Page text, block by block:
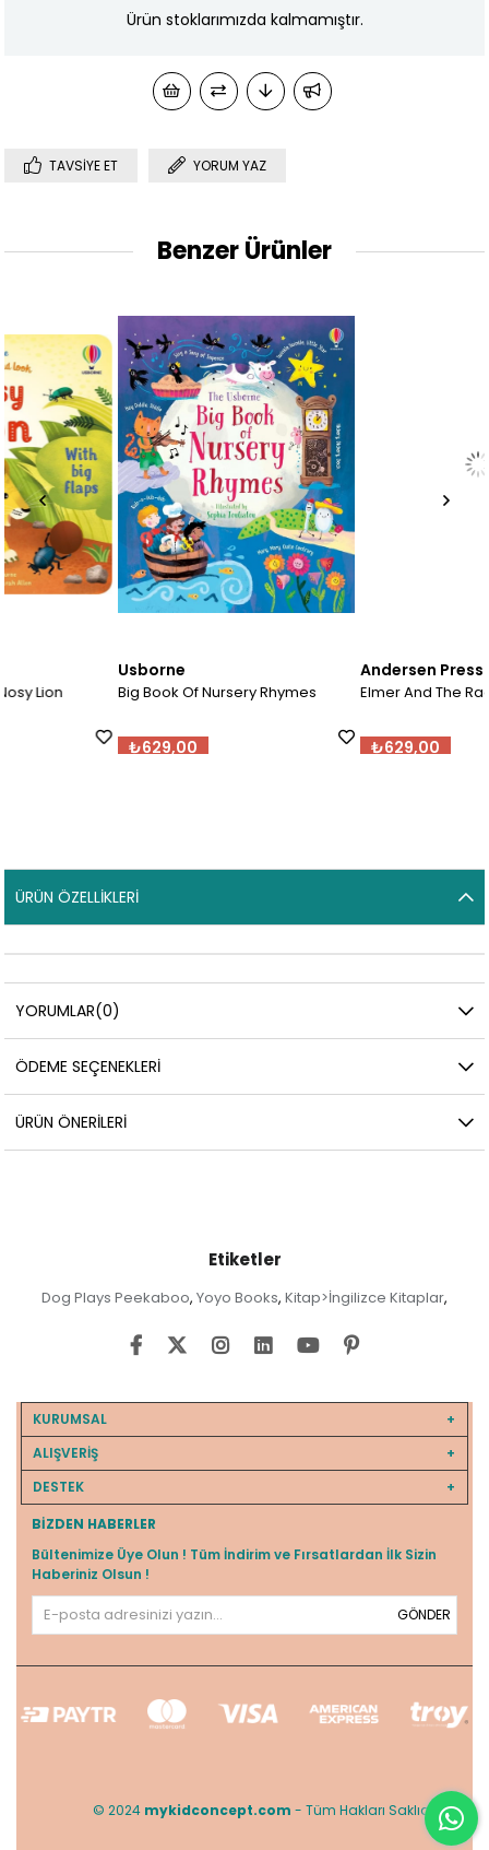
Ürün stoklarımızda kalmamıştır.
TAVSIYE ET YORUM YAZ
Benzer Ürünler
Big Book Of Nursery Rhymes
Andersen Press
Elmer And The Race
ÜRÜN ÖZELLIKLERI
YORUMLAR(0)
ÖDEME SEÇENEKLERI
ÜRÜN ÖNERILERI
Etiketler
Dog Plays Peekaboo, Yoyo Books, Kitap>İngilizce Kitaplar,
KURUMSAL
ALIŞVERİŞ
DESTEK
BIZDEN HABERLER
Bültenimize Üye Olun ! Tüm İndirim ve Fırsatlardan İlk Sizin
Haberiniz Olsun !
GÖNDER
© 2024 mykidconcept.com - Tüm Hakları Saklıdır.